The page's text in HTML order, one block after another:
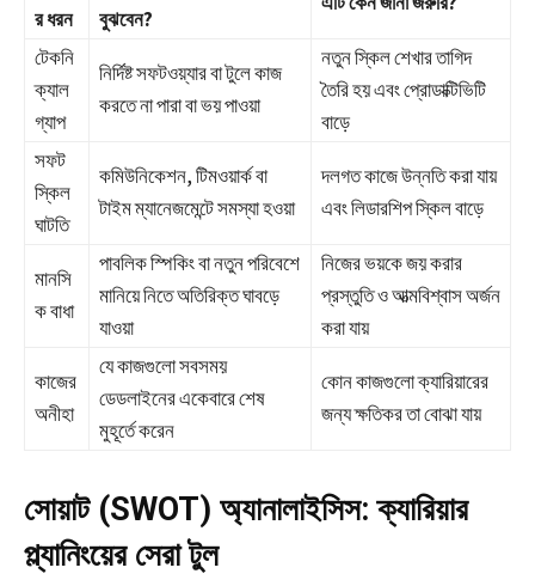
র ধরন
বুঝবেন?
টেকনি
ক্যাল
গ্যাপ
নির্দিষ্ট সফটওয়্যার বা টুলে কাজ
করতে না পারা বা ভয় পাওয়া
নতুন স্কিল শেখার তাগিদ
তৈরি হয় এবং প্রোডাক্টিভিটি
বাড়ে
সফট
স্কিল
ঘাটতি
কমিউনিকেশন, টিমওয়ার্ক বা
টাইম ম্যানেজমেন্টে সমস্যা হওয়া
দলগত কাজে উন্নতি করা যায়
এবং লিডারশিপ স্কিল বাড়ে
মানসি
ক বাধা
পাবলিক স্পিকিং বা নতুন পরিবেশে
মানিয়ে নিতে অতিরিক্ত ঘাবড়ে
যাওয়া
নিজের ভয়কে জয় করার
প্রস্তুতি ও আত্মবিশ্বাস অর্জন
করা যায়
কাজের
অনীহা
যে কাজগুলো সবসময়
ডেডলাইনের একেবারে শেষ
মুহূর্তে করেন
কোন কাজগুলো ক্যারিয়ারের
জন্য ক্ষতিকর তা বোঝা যায়
সোয়াট (SWOT) অ্যানালাইসিস: ক্যারিয়ার
প্ল্যানিংয়ের সেরা টুল